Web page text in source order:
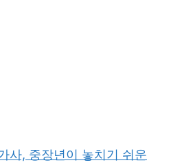
사, 중장년이 놓치기 쉬운